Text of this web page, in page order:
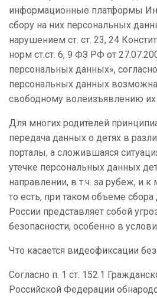
информационные платформы
сбору на них персональных
нарушением ст. ст. 23, 24
норм ст.ст. 6, 9 ФЗ РФ от
персональных данных»,
персональных данных
свободному волеизъявлению их
Для многих родителей
передача данных о детях в
порталы, а сложившаяся
утечке персональных данных
направлении, в т.ч. за рубеж, и
то есть, при таком объеме
России представляет собой
безопасности, особенно в
Что касается видеофиксации без
Согласно п. 1 ст. 152.1
Российской Федерации